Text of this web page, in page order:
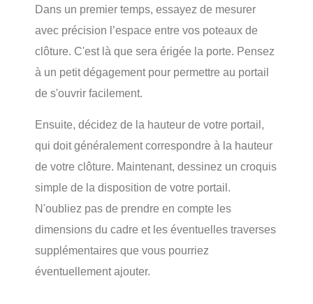
Dans un premier temps, essayez de mesurer
avec précision l’espace entre vos poteaux de
clôture. C'est là que sera érigée la porte. Pensez
à un petit dégagement pour permettre au portail
de s'ouvrir facilement.
Ensuite, décidez de la hauteur de votre portail,
qui doit généralement correspondre à la hauteur
de votre clôture. Maintenant, dessinez un croquis
simple de la disposition de votre portail.
N'oubliez pas de prendre en compte les
dimensions du cadre et les éventuelles traverses
supplémentaires que vous pourriez
éventuellement ajouter.